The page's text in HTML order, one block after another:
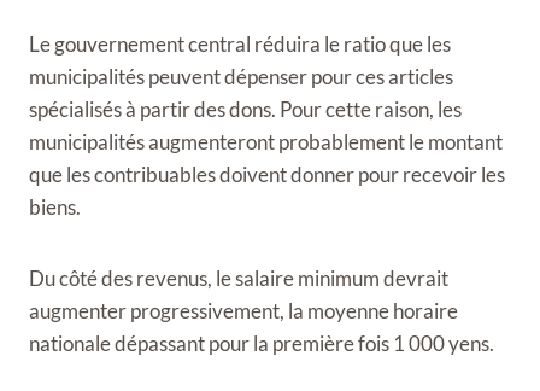
Le gouvernement central réduira le ratio que les
municipalités peuvent dépenser pour ces articles
spécialisés à partir des dons. Pour cette raison, les
municipalités augmenteront probablement le montant
que les contribuables doivent donner pour recevoir les
biens.
Du côté des revenus, le salaire minimum devrait
augmenter progressivement, la moyenne horaire
nationale dépassant pour la première fois 1 000 yens.